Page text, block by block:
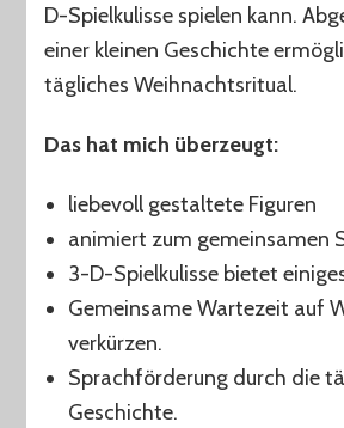
D-Spielkulisse spielen kann.
einer kleinen Geschichte
tägliches Weihnachtsritual.
Das hat mich überzeugt:
liebevoll gestaltete Figuren
animiert zum gemeinsamen
3-D-Spielkulisse bietet
Gemeinsame Wartezeit auf
verkürzen.
Sprachförderung durch die
Geschichte.